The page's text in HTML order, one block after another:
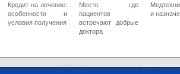
Кредит на лечение:
особенности и
условия получения
Место, где
пациентов
встречают добрые
доктора
и